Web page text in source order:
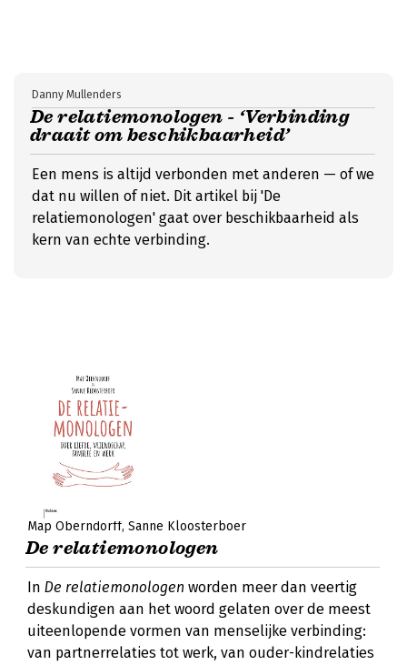
De relatiemonologen - ‘Verbinding
draait om beschikbaarheid’
Danny Mullenders
Een mens is altijd verbonden met anderen — of we
dat nu willen of niet. Dit artikel bij 'De
relatiemonologen' gaat over beschikbaarheid als
kern van echte verbinding.
Map Oberndorff Sanne Kloosterboer
De relatiemonologen
In De relatiemonologen worden meer dan veertig
deskundigen aan het woord gelaten over de meest
uiteenlopende vormen van menselijke verbinding:
van partnerrelaties tot werk, van ouder-kindrelaties